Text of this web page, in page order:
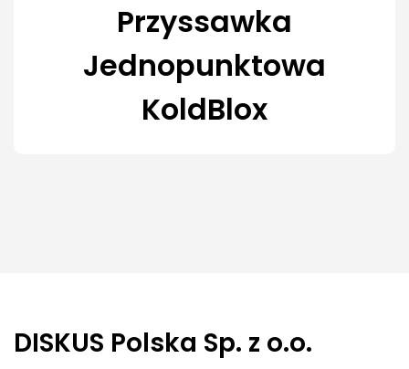
Przyssawka
Jednopunktowa
KoldBlox
DISKUS Polska Sp. z o.o.